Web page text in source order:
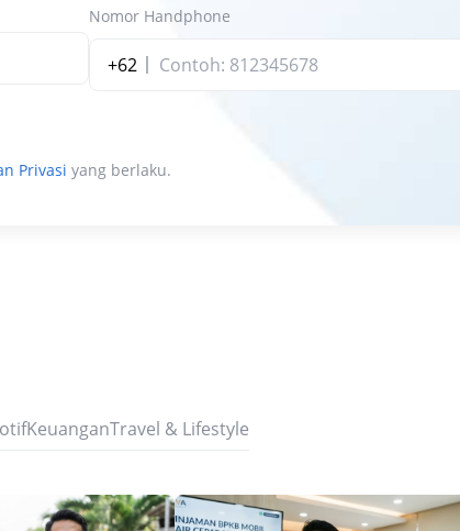
Nomor Handphone
+62
Privasi yang berlaku.
KeuanganTravel & Lifestyle